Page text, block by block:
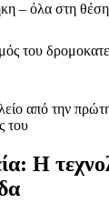
– όλα στη
του
από την
του
Η